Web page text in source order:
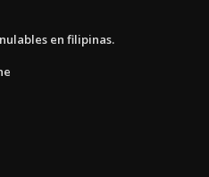
en filipinas.